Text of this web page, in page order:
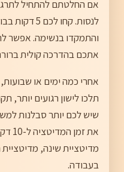
אם החלטתם להתחיל
לנסות. קחו
והתמקדו בנשימה. אפשר
אתכם בהדרכה קולית
אחרי כמה ימים או
תלכו לישון רגועים יותר,
שיש לכם יותר סבלנות
את
מדיטציית שינה,
בעבודה.